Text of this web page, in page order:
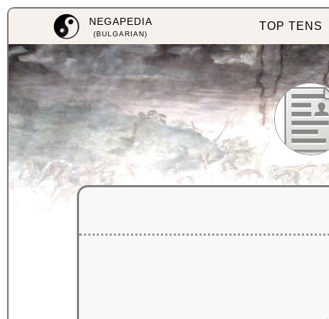
NEGAPEDIA
(BULGARIAN)
TOP TENS